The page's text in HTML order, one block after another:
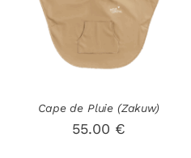
DÉTAILS
Cape de Pluie (Zakuw)
55.00 €